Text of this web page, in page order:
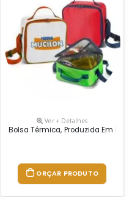
Nylon 600, Com Alças De Mão.
Ver + Detalhes
Bolsa Térmica, Produzida Em
ORÇAR PRODUTO